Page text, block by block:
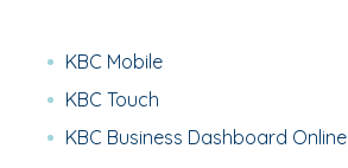
KBC Mobile
KBC Touch
KBC Business Dashboard Online